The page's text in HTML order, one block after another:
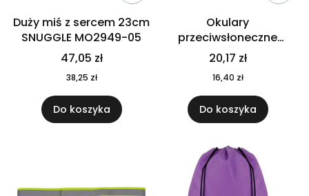
Duży miś z sercem 23cm
SNUGGLE MO2949-05
47,05 zł
38,25 zł
Do koszyka
Okulary
przeciwsłoneczne
CALIFORNIA TOUCH
MO9617-10
20,17 zł
16,40 zł
Do koszyka